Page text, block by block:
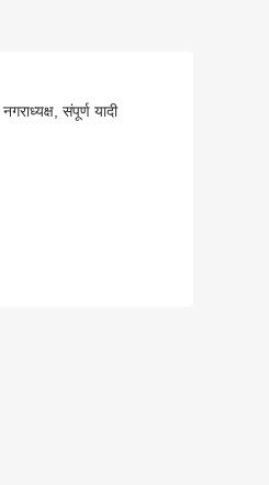
नगराध्यक्ष, संपूर्ण यादी